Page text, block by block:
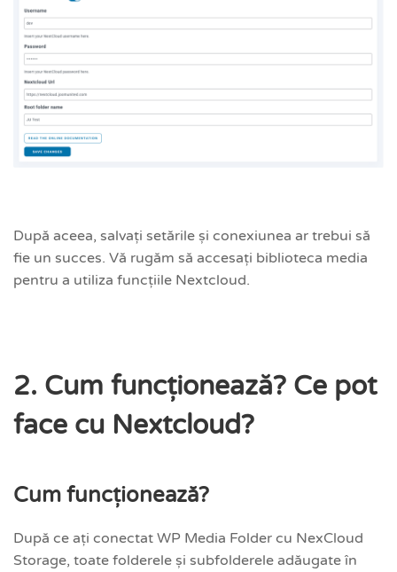
După aceea, salvați setările și conexiunea ar trebui să
fie un succes. Vă rugăm să accesați biblioteca media
pentru a utiliza funcțiile Nextcloud.
2. Cum funcționează? Ce pot
face cu Nextcloud?
Cum funcționează?
După ce ați conectat WP Media Folder cu NexCloud
Storage, toate folderele și subfolderele adăugate în